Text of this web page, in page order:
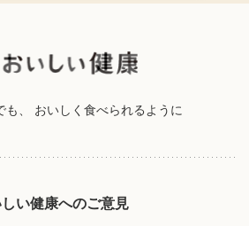
、 おいしく食べられるように
い健康へのご意見